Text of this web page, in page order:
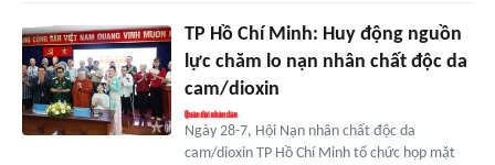
TP Hồ Chí Minh: Huy động nguồn
lực chăm lo nạn nhân chất độc da
cam/dioxin
Ngày 28-7, Hội Nạn nhân chất độc da
cam/dioxin TP Hồ Chí Minh tổ chức họp mặt